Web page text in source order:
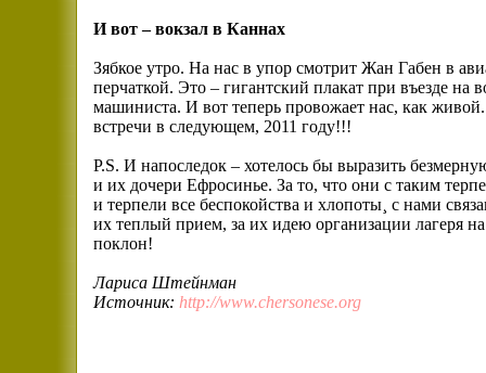
И вот – вокзал в Каннах
Зябкое утро. На нас в упор смотрит Жан Габен в
перчаткой. Это – гигантский плакат при въезде на
машиниста. И вот теперь провожает нас, как
встречи в следующем, 2011 году!!!
P.S. И напоследок – хотелось бы выразить
и их дочери Ефросинье. За то, что они с таким
и терпели все беспокойства и хлопоты¸ с нами
их теплый прием, за их идею организации лагеря
поклон!
Лариса Штейнман
Источник: http://www.chersonese.org